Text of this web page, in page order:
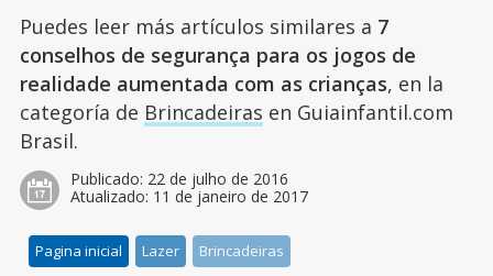
Puedes leer más artículos similares a 7
conselhos de segurança para os jogos de
realidade aumentada com as crianças, en la
categoría de Brincadeiras en Guiainfantil.com
Brasil.
Publicado: 22 de julho de 2016
Atualizado: 11 de janeiro de 2017
Pagina inicial Lazer Brincadeiras